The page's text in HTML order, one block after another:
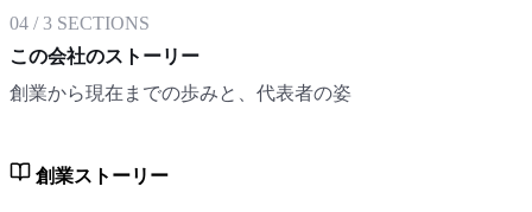
04 /3 SECTIONS
この会社のストーリー
創業から現在までの歩みと、代表者の姿
創業ストーリー